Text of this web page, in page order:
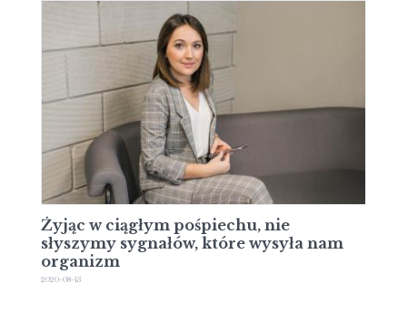
Żyjąc w ciągłym pośpiechu, nie
słyszymy sygnałów, które wysyła nam
organizm
2020-08-13